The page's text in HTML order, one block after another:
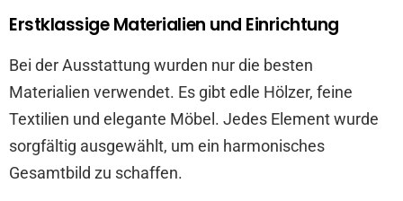
Erstklassige Materialien und Einrichtung
Bei der Ausstattung wurden nur die besten
Materialien verwendet. Es gibt edle Hölzer, feine
Textilien und elegante Möbel. Jedes Element wurde
sorgfältig ausgewählt, um ein harmonisches
Gesamtbild zu schaffen.